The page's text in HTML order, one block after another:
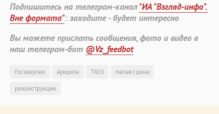
Подпишитесь на телеграм-канал"ИА "Взгляд-инфо".
Вне формата": заходите - будет интересно
Вы можете прислать сообщения, фото и видео в
наш телеграм-бот @Vz_feedbot
Госзакупки аукцион ТЮЗ
малая сцена
реконструкция